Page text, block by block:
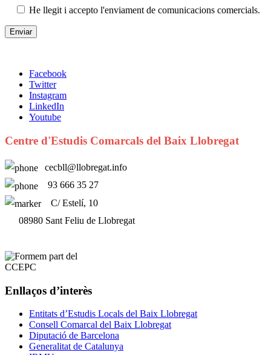
He llegit i accepto l'enviament de comunicacions comercials.
Facebook
Twitter
Instagram
LinkedIn
Youtube
Centre d'Estudis Comarcals del Baix Llobregat
cecbll@llobregat.info
93 666 35 27
C/ Estelí, 10
08980 Sant Feliu de Llobregat
Enllaços d’interès
Entitats d’Estudis Locals del Baix Llobregat
Consell Comarcal del Baix Llobregat
Diputació de Barcelona
Generalitat de Catalunya